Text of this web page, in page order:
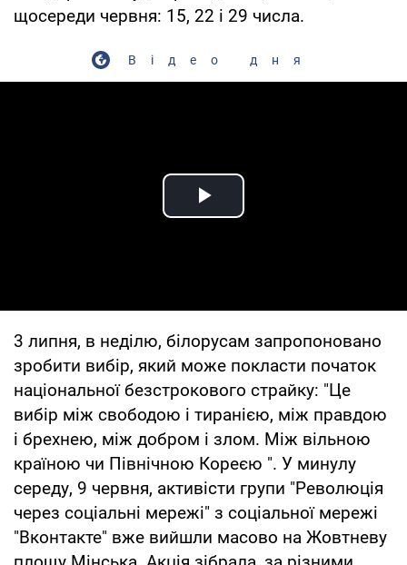
щосереди червня: 15, 22 і 29 числа.
Відео дня
Play Video
3 липня, в неділю, білорусам запропоновано
зробити вибір, який може покласти початок
національної безстрокового страйку: "Це
вибір між свободою і тиранією, між правдою
і брехнею, між добром і злом. Між вільною
країною чи Північною Кореєю ". У минулу
середу, 9 червня, активісти групи "Революція
через соціальні мережі" з соціальної мережі
"Вконтакте" вже вийшли масово на Жовтневу